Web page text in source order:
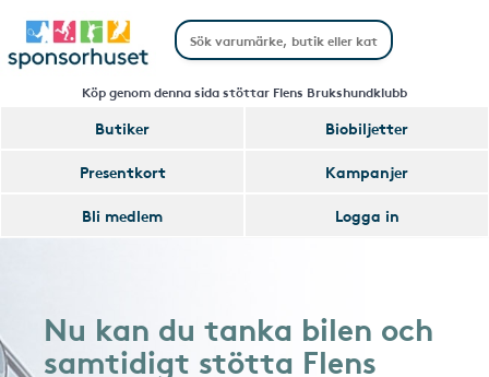
Köp genom denna sida stöttar Flens Brukshundklubb
Butiker
Biobiljetter
Presentkort
Kampanjer
Bli medlem
Logga in
Nu kan du tanka bilen och
samtidigt stötta Flens